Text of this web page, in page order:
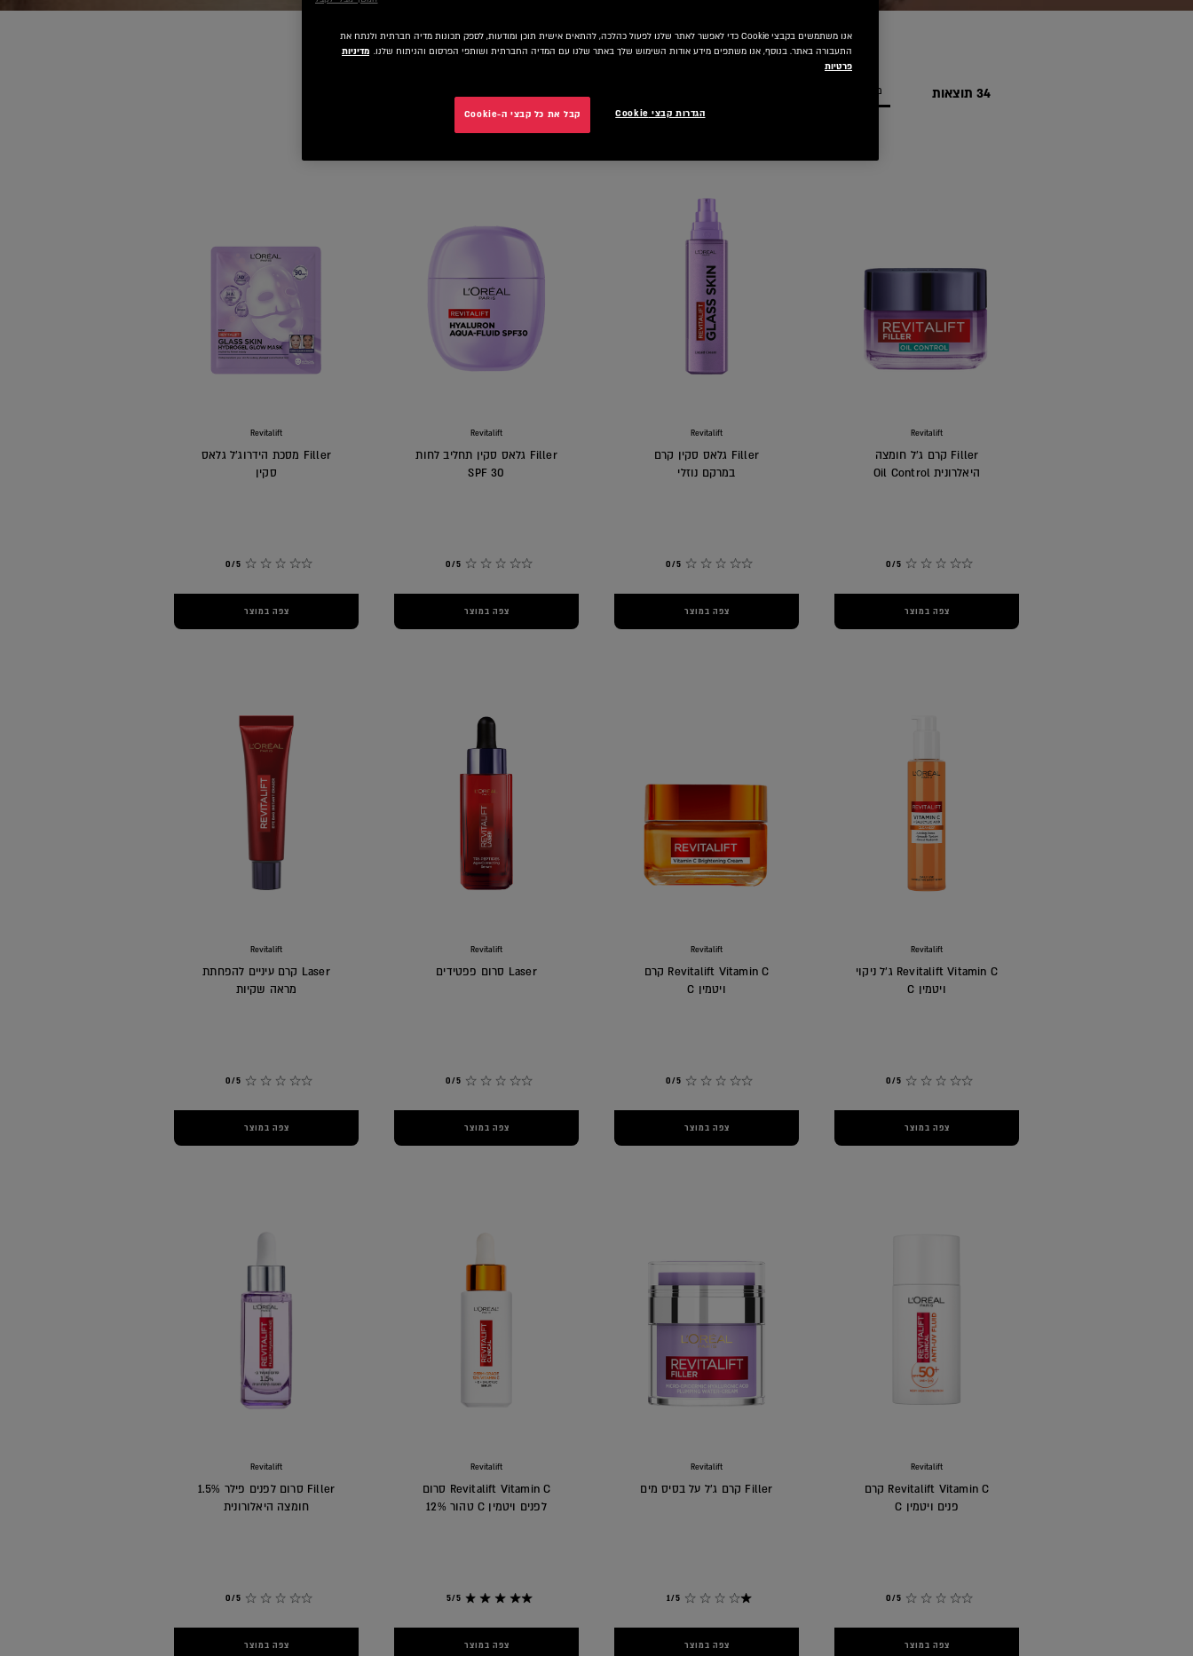
34 תוצאות
Revitalift
Filler מסכת הידרוג'ל גלאס
סקין
0/5
צפה במוצר
Revitalift
Filler גלאס סקין תחליב לחות
30 SPF
0/5
צפה במוצר
Revitalift
Filler גלאס סקין קרם
במרקם נוזלי
0/5
צפה במוצר
Revitalift
Filler קרם ג'ל חומצה
היאלרונית Oil Control
0/5
צפה במוצר
Revitalift
Laser קרם עיניים להפחתת
מראה שקיות
0/5
צפה במוצר
Revitalift
Laser סרום פפטידים
0/5
צפה במוצר
Revitalift
Revitalift Vitamin C קרם
ויטמין C
0/5
צפה במוצר
Revitalift
Revitalift Vitamin C ג'ל ניקוי
ויטמין C
0/5
צפה במוצר
Revitalift
Filler סרום לפנים פילר 1.5%
חומצה היאלורונית
0/5
צפה במוצר
Revitalift
Revitalift Vitamin C סרום
לפנים ויטמין C טהור 12%
5/5
צפה במוצר
Revitalift
Filler קרם ג'ל על בסיס מים
1/5
צפה במוצר
Revitalift
Revitalift Vitamin C קרם
פנים ויטמין C
0/5
צפה במוצר
אנו משתמשים בקבצי Cookie כדי לאפשר לאתר שלנו לפעול כהלכה, להתאים אישית תוכן ומודעות, לספק תכונות מדיה חברתית ולנתח את
התעבורה באתר. בנוסף, אנו משתפים מידע אודות השימוש שלך באתר שלנו עם המדיה החברתית ושותפי הפרסום והניתוח שלנו. מדיניות
פרטיות
הגדרות קבצי Cookie קבל את כל קבצי ה-Cookie